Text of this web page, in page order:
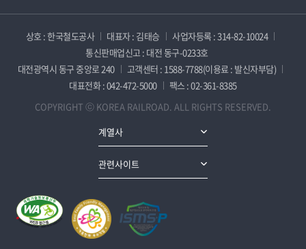
상호 : 한국철도공사 대표자 : 김태승
사업자등록 : 314-82-10024
통신판매업신고 : 대전 동구-0233호
대전광역시 동구 중앙로 240
고객센터 : 1588-7788(이용료 : 발신자부담)
대표전화 : 042-472-5000
팩스 : 02-361-8385
COPYRIGHT ⓒ KOREA RAILROAD. ALL RIGHTS RESERVED.
계열사
관련사이트